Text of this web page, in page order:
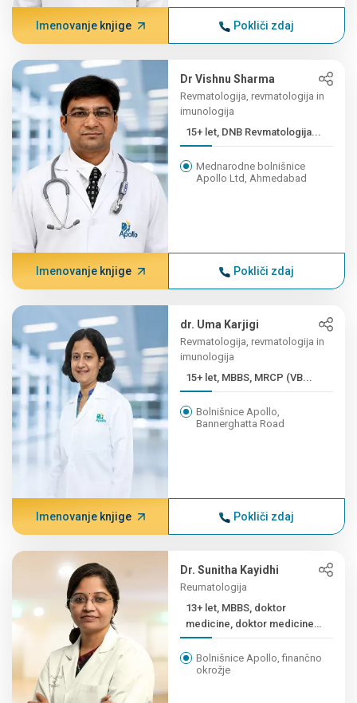
Imenovanje knjige Pokliči zdaj
Dr Vishnu Sharma
Revmatologija, revmatologija in
imunologija
15+ let, DNB Revmatologija...
Mednarodne bolnišnice
Apollo Ltd, Ahmedabad
Imenovanje knjige Pokliči zdaj
dr. Uma Karjigi
Revmatologija, revmatologija in
imunologija
15+ let, MBBS, MRCP (VB...
Bolnišnice Apollo,
Bannerghatta Road
Imenovanje knjige Pokliči zdaj
Dr. Sunitha Kayidhi
Reumatologija
13+ let, MBBS, doktor
medicine, doktor medicine
(...
Bolnišnice Apollo, finančno
okrožje